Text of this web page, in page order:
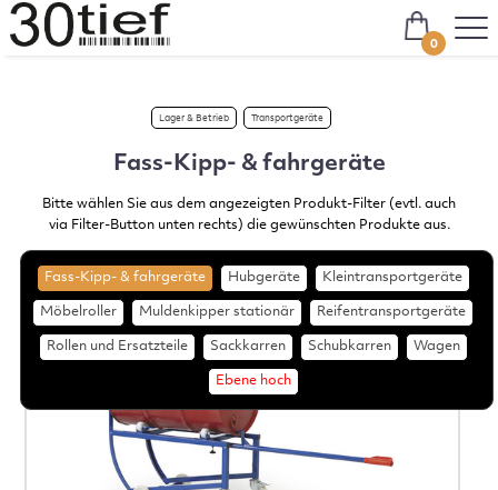
0
Lager & Betrieb Transportgeräte
Fass-Kipp- & fahrgeräte
Bitte wählen Sie aus dem angezeigten Produkt-Filter (evtl. auch
via Filter-Button unten rechts) die gewünschten Produkte aus.
Fass-Kipp- & fahrgeräte Hubgeräte Kleintransportgeräte
Möbelroller Muldenkipper stationär Reifentransportgeräte
Rollen und Ersatzteile Sackkarren Schubkarren Wagen
Ebene hoch